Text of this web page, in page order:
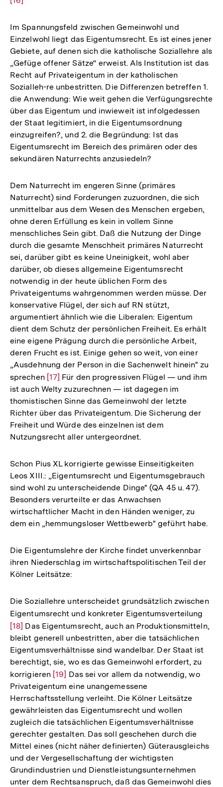
Im Spannungsfeld zwischen Gemeinwohl und
Einzelwohl liegt das Eigentumsrecht. Es ist eines jener
Gebiete, auf denen sich die katholische Soziallehre als
„Gefüge offener Sätze“ erweist. Als Institution ist das
Recht auf Privateigentum in der katholischen
Sozialleh-re unbestritten. Die Differenzen betreffen 1.
die Anwendung: Wie weit gehen die Verfügungsrechte
über das Eigentum und inwieweit ist infolgedessen
der Staat legitimiert, in die Eigentumsordnung
einzugreifen?, und 2. die Begründung: Ist das
Eigentumsrecht im Bereich des primären oder des
sekundären Naturrechts anzusiedeln?
Dem Naturrecht im engeren Sinne (primäres
Naturrecht) sind Forderungen zuzuordnen, die sich
unmittelbar aus dem Wesen des Menschen ergeben,
ohne deren Erfüllung es kein in vollem Sinne
menschliches Sein gibt. Daß die Nutzung der Dinge
durch die gesamte Menschheit primäres Naturrecht
sei, darüber gibt es keine Uneinigkeit, wohl aber
darüber, ob dieses allgemeine Eigentumsrecht
notwendig in der heute üblichen Form des
Privateigentums wahrgenommen werden müsse. Der
konservative Flügel, der sich auf RN stützt,
argumentiert ähnlich wie die Liberalen: Eigentum
dient dem Schutz der persönlichen Freiheit. Es erhält
eine eigene Prägung durch die persönliche Arbeit,
deren Frucht es ist. Einige gehen so weit, von einer
„Ausdehnung der Person in die Sachenwelt hinein" zu
sprechen Zur
Auflösung
der
Fußnote
[17] Für den progressiven Flügel — und ihm
ist auch Welty zuzurechnen — ist dagegen im
thomistischen Sinne das Gemeinwohl der letzte
Richter über das Privateigentum. Die Sicherung der
Freiheit und Würde des einzelnen ist dem
Nutzungsrecht aller untergeordnet.
Schon Pius XL korrigierte gewisse Einseitigkeiten
Leos XIII.: „Eigentumsrecht und Eigentumsgebrauch
sind wohl zu unterscheidende Dinge" (QA 45 u. 47).
Besonders verurteilte er das Anwachsen
wirtschaftlicher Macht in den Händen weniger, zu
dem ein „hemmungsloser Wettbewerb" geführt habe.
Die Eigentumslehre der Kirche findet unverkennbar
ihren Niederschlag im wirtschaftspolitischen Teil der
Kölner Leitsätze:
Die Soziallehre unterscheidet grundsätzlich zwischen
Eigentumsrecht und konkreter Eigentumsverteilung
[18] Das Eigentumsrecht, auch an Produktionsmitteln,
bleibt generell unbestritten, aber die tatsächlichen
Eigentumsverhältnisse sind wandelbar. Der Staat ist
berechtigt, sie, wo es das Gemeinwohl erfordert, zu
korrigieren Zur
Auflösung
der
Fußnote
[19] Das sei vor allem da notwendig, wo
Privateigentum eine unangemessene
Herrschaftsstellung verleiht. Die Kölner Leitsätze
gewährleisten das Eigentumsrecht und wollen
zugleich die tatsächlichen Eigentumsverhältnisse
gerechter gestalten. Das soll geschehen durch die
Mittel eines (nicht näher definierten) Güterausgleichs
und der Vergesellschaftung der wichtigsten
Grundindustrien und Dienstleistungsunternehmen
unter dem Rechtsanspruch, daß das Gemeinwohl dies